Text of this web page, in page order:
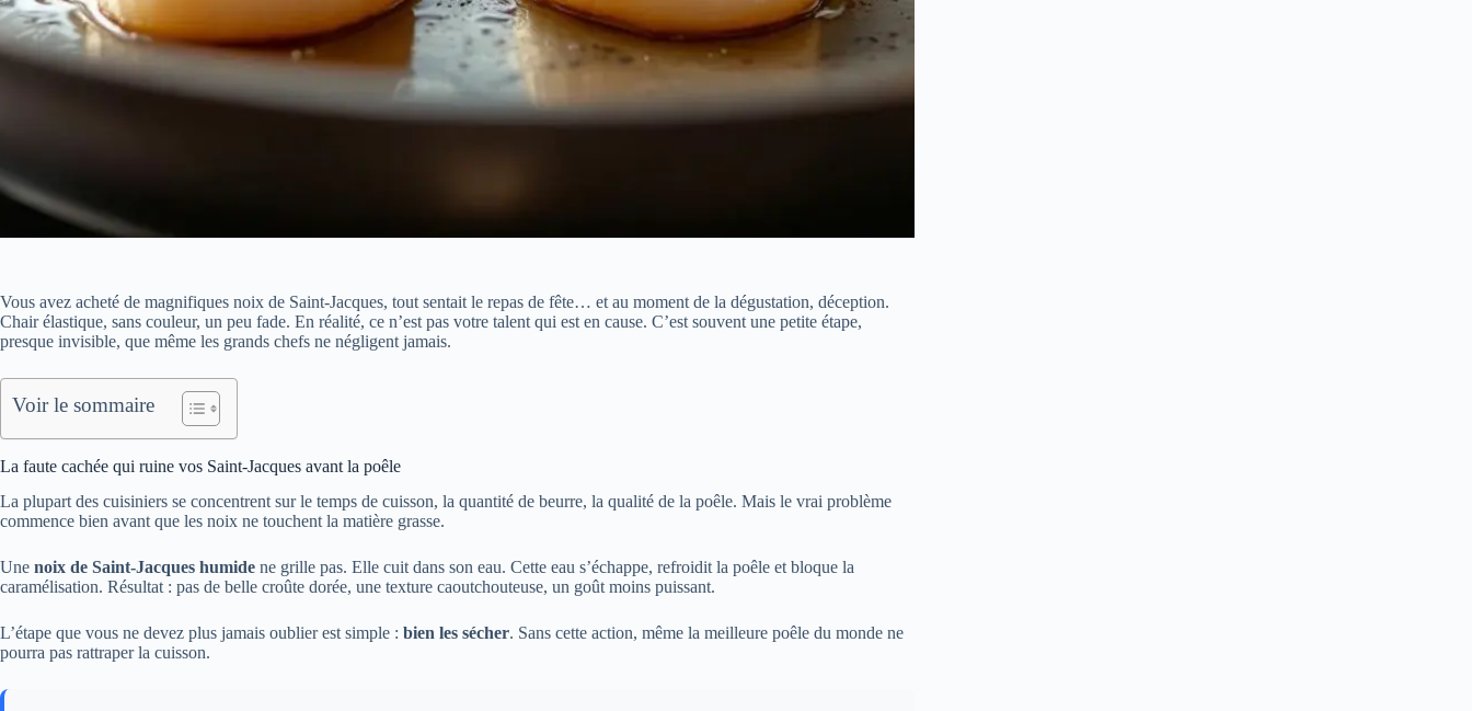
Vous avez acheté de magnifiques noix de Saint-Jacques, tout sentait le repas de fête… et au moment de la dégustation, déception.
Chair élastique, sans couleur, un peu fade. En réalité, ce n’est pas votre talent qui est en cause. C’est souvent une petite étape,
presque invisible, que même les grands chefs ne négligent jamais.
Voir le sommaire
La faute cachée qui ruine vos Saint-Jacques avant la poêle
La plupart des cuisiniers se concentrent sur le temps de cuisson, la quantité de beurre, la qualité de la poêle. Mais le vrai problème
commence bien avant que les noix ne touchent la matière grasse.
Une noix de Saint-Jacques humide ne grille pas. Elle cuit dans son eau. Cette eau s’échappe, refroidit la poêle et bloque la
caramélisation. Résultat : pas de belle croûte dorée, une texture caoutchouteuse, un goût moins puissant.
L’étape que vous ne devez plus jamais oublier est simple : bien les sécher. Sans cette action, même la meilleure poêle du monde ne
pourra pas rattraper la cuisson.